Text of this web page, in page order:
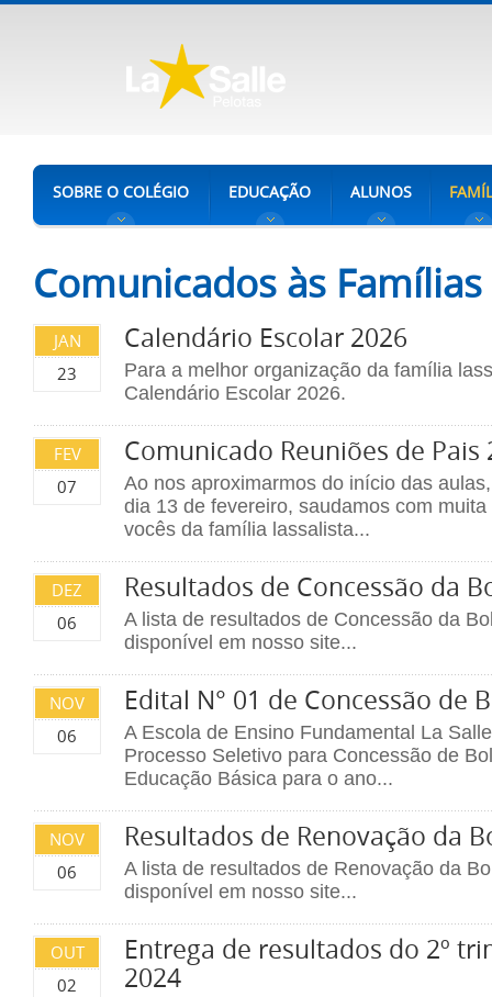
SOBRE O COLÉGIO EDUCAÇÃO ALUNOS
Comunicados às Famílias
JAN
23
Calendário Escolar 2026
Para a melhor organização da família
Calendário Escolar 2026.
FEV
07
Comunicado Reuniões de Pais
Ao nos aproximarmos do início das
dia 13 de fevereiro, saudamos com
vocês da família lassalista...
DEZ
06
Resultados de Concessão da
A lista de resultados de Concessão da
disponível em nosso site...
NOV
06
Edital N° 01 de Concessão de
A Escola de Ensino Fundamental La
Processo Seletivo para Concessão de
Educação Básica para o ano...
NOV
06
Resultados de Renovação da
A lista de resultados de Renovação da
disponível em nosso site...
OUT
02
Entrega de resultados do 2º
2024